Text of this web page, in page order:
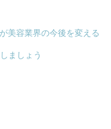
美容業界の今後を変える
ましょう